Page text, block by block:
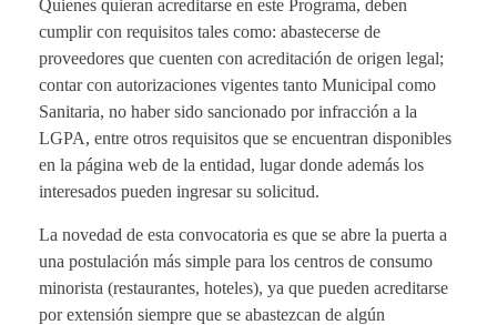
Quienes quieran acreditarse en este Programa, deben
cumplir con requisitos tales como: abastecerse de
proveedores que cuenten con acreditación de origen legal;
contar con autorizaciones vigentes tanto Municipal como
Sanitaria, no haber sido sancionado por infracción a la
LGPA, entre otros requisitos que se encuentran disponibles
en la página web de la entidad, lugar donde además los
interesados pueden ingresar su solicitud.
La novedad de esta convocatoria es que se abre la puerta a
una postulación más simple para los centros de consumo
minorista (restaurantes, hoteles), ya que pueden acreditarse
por extensión siempre que se abastezcan de algún